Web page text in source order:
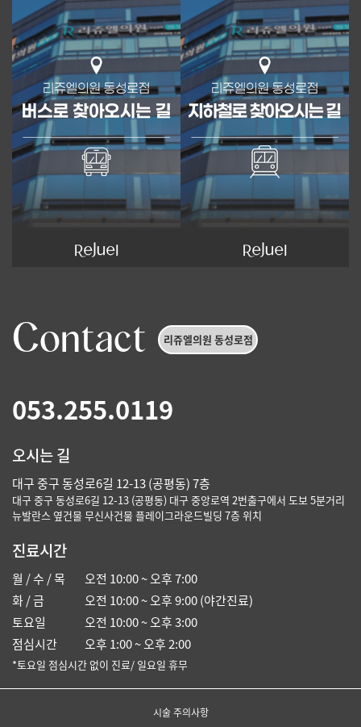
Contact 리쥬엘의원 동성로점
053.255.0119
진료시간
월 / 수 / 목
오전 10:00 ~ 오후 7:00
화 / 금
오전 10:00 ~ 오후 9:00 (야간진료)
토요일
오전 10:00 ~ 오후 3:00
점심시간
오후 1:00 ~ 오후 2:00
*토요일 점심시간 없이 진료/ 일요일 휴무
오시는 길
대구 중구 동성로6길 12-13 (공평동) 7층
대구 중구 동성로6길 12-13 (공평동) 대구 중앙로역 2번출구에서 도보 5분거리
뉴발란스 옆건물 무신사건물 플레이그라운드빌딩 7층 위치
시술 주의사항